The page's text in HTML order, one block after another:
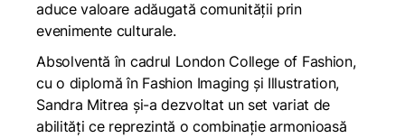
aduce valoare adăugată comunității prin
evenimente culturale.
Absolventă în cadrul London College of Fashion,
cu o diplomă în Fashion Imaging și Illustration,
Sandra Mitrea și-a dezvoltat un set variat de
abilități ce reprezintă o combinație armonioasă